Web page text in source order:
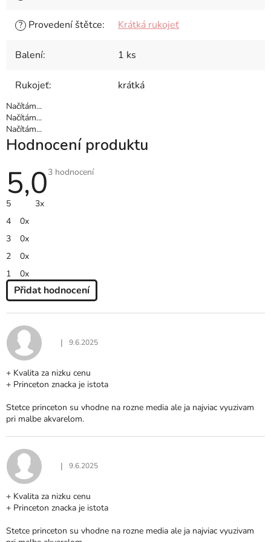
? Provedení štětce: Krátká rukojeť
Balení: 1 ks
Rukojeť: krátká
Načítám...
Načítám...
Načítám...
Hodnocení produktu
5,0Průměrné
3 hodnocení
5
3x
4
0x
3
0x
2
0x
1
0x
Přidat hodnocení
P
I
S
O
D
N
O
C
E
N
Í
Hodnocení produktu je 5 z 5 hvězdiček.
| 9.6.2025
+ Kvalita za nizku cenu
+ Princeton znacka je istota
Stetce princeton su vhodne na rozne media ale ja najviac vyuzivam
pri malbe akvarelom.
Hodnocení produktu je 5 z 5 hvězdiček.
| 9.6.2025
+ Kvalita za nizku cenu
+ Princeton znacka je istota
Stetce princeton su vhodne na rozne media ale ja najviac vyuzivam